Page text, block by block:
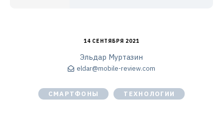
14 СЕНТЯБРЯ 2021
Эльдар Муртазин
eldar@mobile-review.com
СМАРТФОНЫ ТЕХНОЛОГИИ